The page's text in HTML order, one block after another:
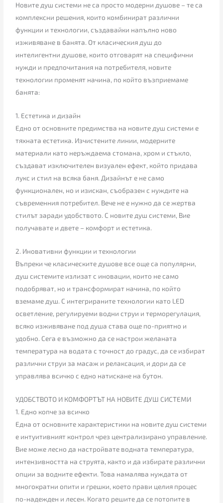
Новите душ системи не са просто модерни душове – те са
комплексни решения, които комбинират различни
функции и технологии, създавайки напълно ново
изживяване в банята. От класическия душ до
интелигентни душове, които отговарят на специфични
нужди и предпочитания на потребителя, новите
технологии променят начина, по който възприемаме
банята:
1. Естетика и дизайн
Едно от основните предимства на новите душ системи е
тяхната естетика. Изчистените линии, модерните
материали като неръждаема стомана, хром и стъкло,
създават изключителен визуален ефект, който придава
лукс и стил на всяка баня. Дизайнът е не само
функционален, но и изискан, съобразен с нуждите на
съвременния потребител. Вече не е нужно да се жертва
стилът заради удобството. С новите душ системи, Вие
получавате и двете – комфорт и естетика.
2. Иновативни функции и технологии
Въпреки че класическите душове все още са популярни,
душ системите излизат с иновации, които не само
подобряват, но и трансформират начина, по който
вземаме душ. С интегрираните технологии като LED
осветление, регулируеми водни струи и терморегулация,
всяко изживяване под душа става още по-приятно и
удобно. Сега е възможно да се настрои желаната
температура на водата с точност до градус, да се избират
различни струи за масаж и релаксация, и дори да се
управлява всичко с едно натискане на бутон.
УДОБСТВОТО И КОМФОРТЪТ НА НОВИТЕ ДУШ СИСТЕМИ
1. Едно копче за всичко
Една от основните характеристики на новите душ системи
е интуитивният контрол чрез централизирано управление.
Вие може лесно да настройвате водната температура,
интензивността на струята, както и да избирате различни
опции за водните ефекти. Това намалява нуждата от
многократни опити и грешки, което прави целия процес
по-надежден и лесен. Когато решите да се потопите в